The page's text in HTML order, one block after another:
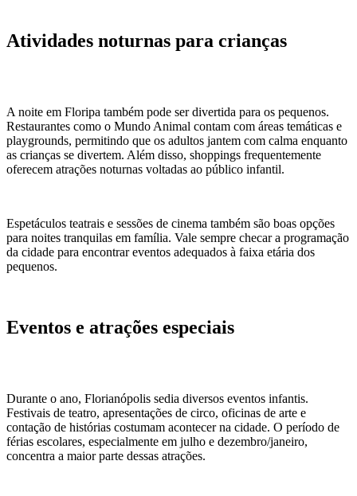
Atividades noturnas para crianças
A noite em Floripa também pode ser divertida para os pequenos.
Restaurantes como o Mundo Animal contam com áreas temáticas e
playgrounds, permitindo que os adultos jantem com calma enquanto
as crianças se divertem. Além disso, shoppings frequentemente
oferecem atrações noturnas voltadas ao público infantil.
Espetáculos teatrais e sessões de cinema também são boas opções
para noites tranquilas em família. Vale sempre checar a programação
da cidade para encontrar eventos adequados à faixa etária dos
pequenos.
Eventos e atrações especiais
Durante o ano, Florianópolis sedia diversos eventos infantis.
Festivais de teatro, apresentações de circo, oficinas de arte e
contação de histórias costumam acontecer na cidade. O período de
férias escolares, especialmente em julho e dezembro/janeiro,
concentra a maior parte dessas atrações.